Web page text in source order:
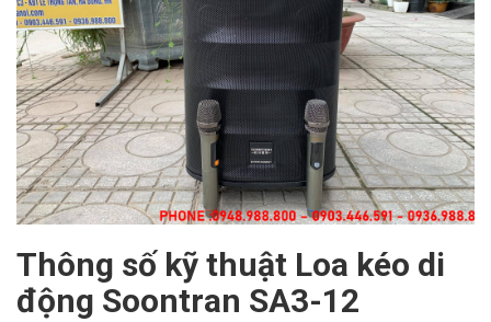
Thông số kỹ thuật Loa kéo di
động Soontran SA3-12